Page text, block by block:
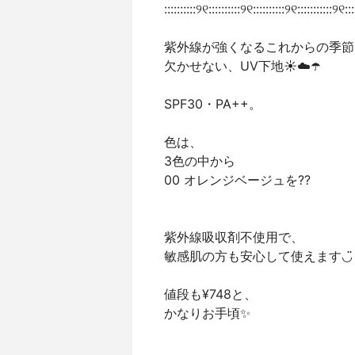
紫外線が強くなるこれからの季
欠かせない、UV下地☀️☁️☂️
SPF30・PA++。
色は、
3色の中から
00 オレンジベージュを??
紫外線吸収剤不使用で、
敏感肌の方も安心して使えます◡̈
値段も¥748と、
かなりお手頃✨